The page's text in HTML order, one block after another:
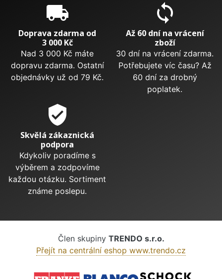
local_shipping
Doprava zdarma od
3 000 Kč
Nad 3 000 Kč máte
dopravu zdarma. Ostatní
objednávky už od 79 Kč.
sync
Až 60 dní na vrácení
zboží
30 dní na vrácení zdarma.
Potřebujete víc času? Až
60 dní za drobný
poplatek.
verified_user
Skvělá zákaznická
podpora
Kdykoliv poradíme s
výběrem a zodpovíme
každou otázku. Sortiment
známe poslepu.
Člen skupiny TRENDO s.r.o.
Přejít na centrální eshop www.trendo.cz